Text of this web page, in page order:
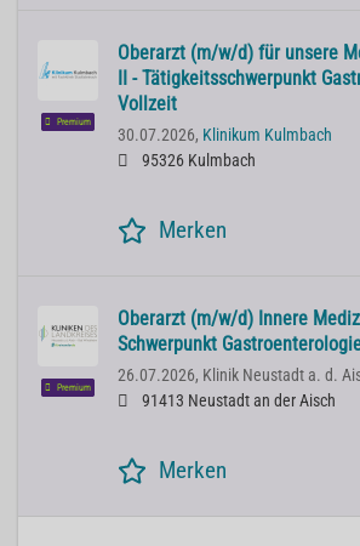
Premium
Oberarzt (m/w/d) für unsere
II - Tätigkeitsschwerpunkt
Vollzeit
30.07.2026, Klinikum Kulmbach
95326 Kulmbach
Merken
Premium
Oberarzt (m/w/d) Innere
Schwerpunkt
26.07.2026, Klinik Neustadt a. d.
91413 Neustadt an der Aisch
Merken